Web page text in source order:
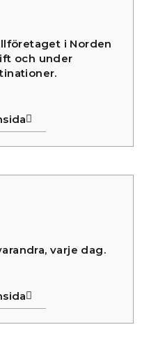
i Norden
och under
varje dag.